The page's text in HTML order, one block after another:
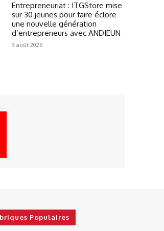
Entrepreneuriat : ITGStore mise
sur 30 jeunes pour faire éclore
une nouvelle génération
d’entrepreneurs avec ANDJEUN
3 août 2026
Populaires